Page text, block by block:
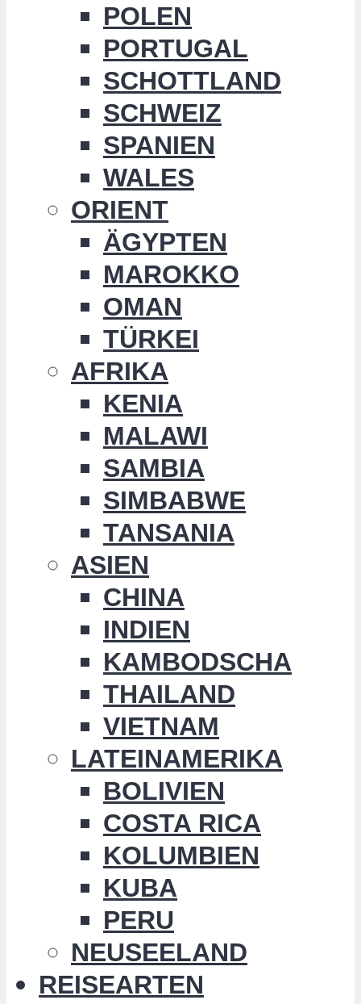
POLEN
PORTUGAL
SCHOTTLAND
SCHWEIZ
SPANIEN
WALES
ORIENT
ÄGYPTEN
MAROKKO
OMAN
TÜRKEI
AFRIKA
KENIA
MALAWI
SAMBIA
SIMBABWE
TANSANIA
ASIEN
CHINA
INDIEN
KAMBODSCHA
THAILAND
VIETNAM
LATEINAMERIKA
BOLIVIEN
COSTA RICA
KOLUMBIEN
KUBA
PERU
NEUSEELAND
REISEARTEN